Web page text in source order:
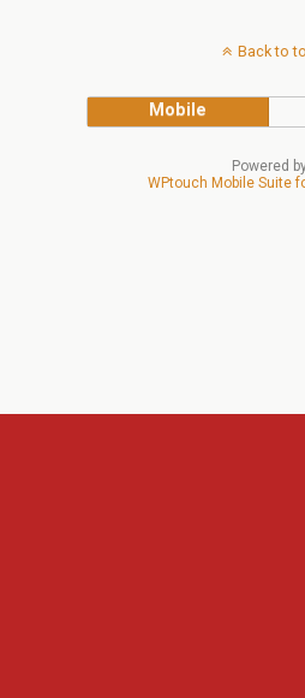
Back to
Mobile
Powered
WPtouch Mobile Suite